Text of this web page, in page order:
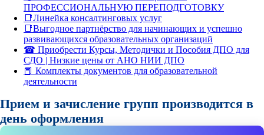
ПРОФЕССИОНАЛЬНУЮ ПЕРЕПОДГОТОВКУ
📑Линейка консалтинговых услуг
📑Выгодное партнёрство для начинающих и успешно
развивающихся образовательных организаций
☎ Приобрести Курсы, Методички и Пособия ДПО для
СДО | Низкие цены от АНО НИИ ДПО
📕 Комплекты документов для образовательной
деятельности
Прием и зачисление групп производится в
день оформления